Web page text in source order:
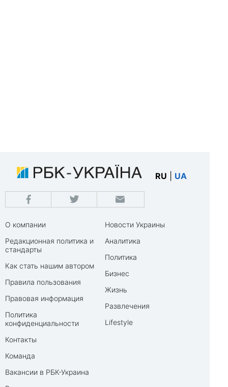
RU UA
О компании
Редакционная политика и
стандарты
Как стать нашим автором
Правила пользования
Правовая информация
Политика
конфиденциальности
Контакты
Команда
Вакансии в РБК-Украина
Новости Украины
Аналитика
Политика
Бизнес
Жизнь
Развлечения
Lifestyle